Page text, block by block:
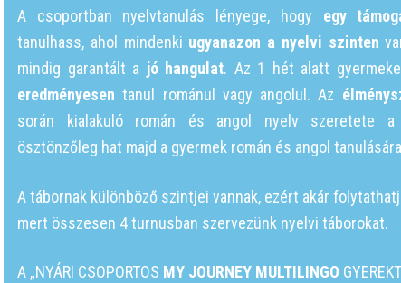
A csoportban nyelvtanulás lényege, hogy egy
tanulhass, ahol mindenki ugyanazon a nyelvi szinten
mindig garantált a jó hangulat. Az 1 hét alatt
eredményesen tanul románul vagy angolul. Az
során kialakuló román és angol nyelv szeretete a
ösztönzőleg hat majd a gyermek román és angol
A tábornak különböző szintjei vannak, ezért akár
mert összesen 4 turnusban szervezünk nyelvi táborokat.
A „NYÁRI CSOPORTOS MY JOURNEY MULTILINGO